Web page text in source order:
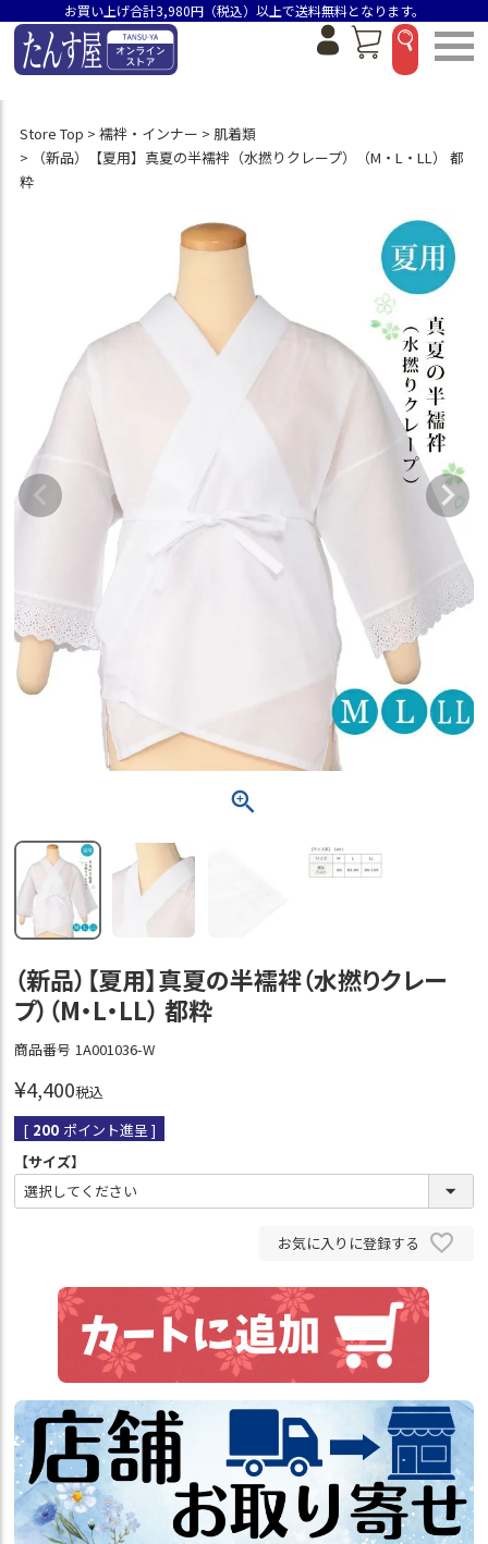
お買い上げ合計3,980円（税込）以上で送料無料となります。
Store Top 襦袢・インナー
肌着類
（新品）【夏用】真夏の半襦袢（水撚りクレープ）（M・L・LL） 都
粋
（新品）【夏用】真夏の半襦袢（水撚りクレー
プ）（M・L・LL） 都粋
商品番号 1A001036-W
¥4,400税込
[ 200 ポイント進呈 ]
【サイズ】
お気に入りに登録する